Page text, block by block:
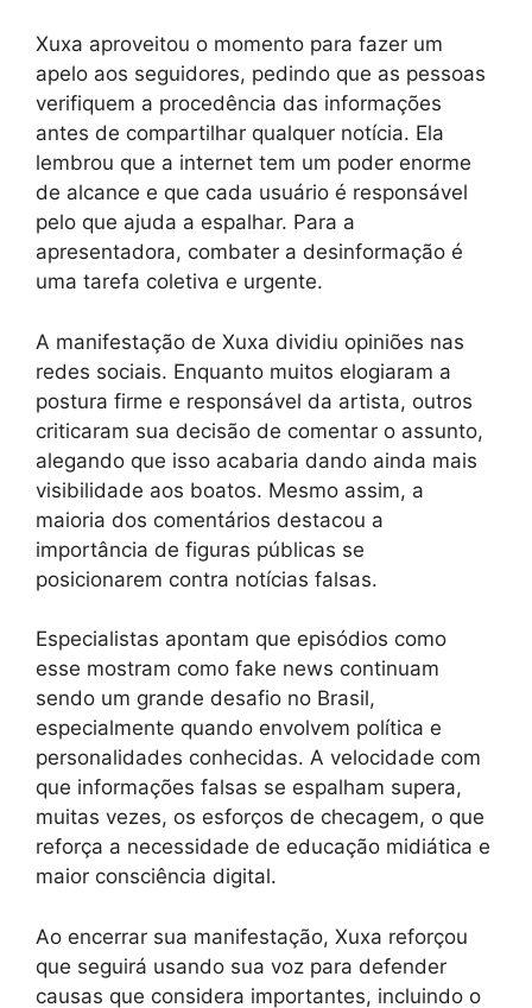
Xuxa aproveitou o momento para fazer um
apelo aos seguidores, pedindo que as pessoas
verifiquem a procedência das informações
antes de compartilhar qualquer notícia. Ela
lembrou que a internet tem um poder enorme
de alcance e que cada usuário é responsável
pelo que ajuda a espalhar. Para a
apresentadora, combater a desinformação é
uma tarefa coletiva e urgente.
A manifestação de Xuxa dividiu opiniões nas
redes sociais. Enquanto muitos elogiaram a
postura firme e responsável da artista, outros
criticaram sua decisão de comentar o assunto,
alegando que isso acabaria dando ainda mais
visibilidade aos boatos. Mesmo assim, a
maioria dos comentários destacou a
importância de figuras públicas se
posicionarem contra notícias falsas.
Especialistas apontam que episódios como
esse mostram como fake news continuam
sendo um grande desafio no Brasil,
especialmente quando envolvem política e
personalidades conhecidas. A velocidade com
que informações falsas se espalham supera,
muitas vezes, os esforços de checagem, o que
reforça a necessidade de educação midiática e
maior consciência digital.
Ao encerrar sua manifestação, Xuxa reforçou
que seguirá usando sua voz para defender
causas que considera importantes, incluindo o